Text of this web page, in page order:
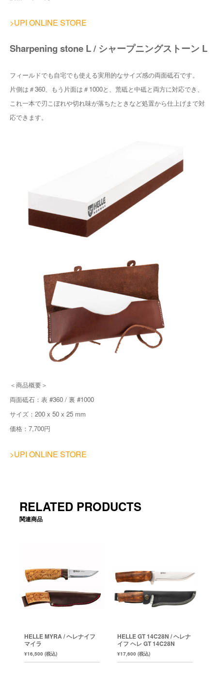
>UPI ONLINE STORE
Sharpening stone L / シャープニングストーン L
フィールドでも自宅でも使える実用的なサイズ感の両面砥石です。
片側は＃360、もう片面は＃1000と、荒砥と中砥と両方に対応でき、
これ一本で刃こぼれや切れ味が落ちたときなど処置から仕上げまで対
応できます。
＜商品概要＞
両面砥石：表 #360 / 裏 #1000
サイズ：200 x 50 x 25 mm
価格：7,700円
>UPI ONLINE STORE
RELATED PRODUCTS
関連商品
HELLE MYRA / ヘレナイフ
マイラ
¥16,500 (税込)
HELLE GT 14C28N / ヘレナ
イフ ヘレ GT 14C28N
¥17,600 (税込)